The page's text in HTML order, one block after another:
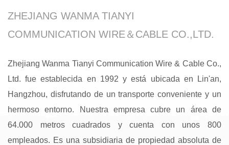
ZHEJIANG WANMA TIANYI
COMMUNICATION WIRE＆CABLE CO.,LTD.
Zhejiang Wanma Tianyi Communication Wire & Cable Co.,
Ltd. fue establecida en 1992 y está ubicada en Lin'an,
Hangzhou, disfrutando de un transporte conveniente y un
hermoso entorno. Nuestra empresa cubre un área de
64.000 metros cuadrados y cuenta con unos 800
empleados. Es una subsidiaria de propiedad absoluta de